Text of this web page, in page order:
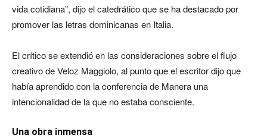
vida cotidiana”, dijo el catedrático que se ha destacado por
promover las letras dominicanas en Italia.
El crítico se extendió en las consideraciones sobre el flujo
creativo de Veloz Maggiolo, al punto que el escritor dijo que
había aprendido con la conferencia de Manera una
intencionalidad de la que no estaba consciente.
Una obra inmensa